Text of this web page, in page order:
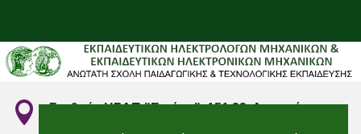

Σταθμός ΗΣΑΠ "Ειρήνη", 151 22, Αμαρούσιο